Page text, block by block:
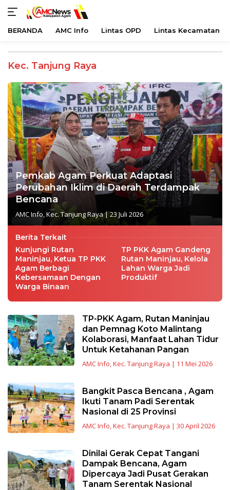
konten
BERANDA AMC Info Lintas OPD Lintas Kecamatan
Kec. Tanjung Raya
Pemkab Agam Perkuat Adaptasi
Perubahan Iklim di Daerah Terdampak
Bencana
AMC Info,Kec. Tanjung Raya|23 Juli 2026
Berita Terkait
Kunjungi Rutan
Maninjau, Ketua TP PKK
Agam Berbagi
Kebersamaan Dengan
Warga Binaan
TP PKK Agam Gandeng
Rutan Maninjau, Kelola
Lahan Warga Jadi
Produktif
TP-PKK Agam, Rutan Maninjau
dan Pemnag Koto Malintang
Kolaborasi, Manfaat Lahan Tidur
Untuk Ketahanan Pangan
AMC Info,Kec. Tanjung Raya | 11 Mei 2026
Bangkit Pasca Bencana , Agam
Ikuti Tanam Padi Serentak
Nasional di 25 Provinsi
AMC Info,Kec. Tanjung Raya | 30 April 2026
Dinilai Gerak Cepat Tangani
Dampak Bencana, Agam
Dipercaya Jadi Pusat Gerakan
Tanam Serentak Nasional